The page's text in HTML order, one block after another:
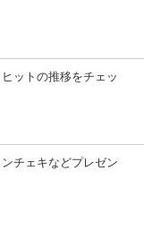
ットの推移をチェッ
チェキなどプレゼン